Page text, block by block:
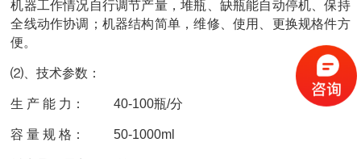
机器工作情况自行调节产量，堆瓶、缺瓶能自动停机、保持
全线动作协调；机器结构简单，维修、使用、更换规格件方
便。
⑵、技术参数：
生 产 能 力： 40-100瓶/分
容 量 规 格： 50-1000ml